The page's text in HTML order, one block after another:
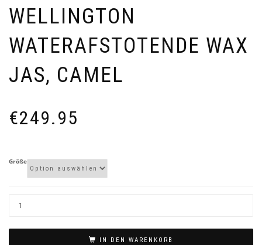
WELLINGTON
WATERAFSTOTENDE WAX
JAS, CAMEL
€249.95
Größe
IN DEN WARENKORB